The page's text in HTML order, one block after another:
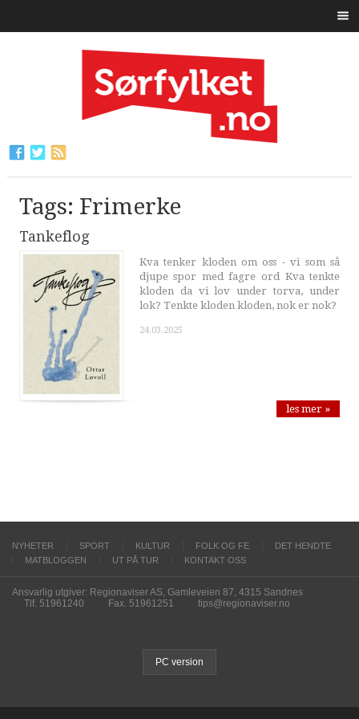
Tags: Frimerke
Tankeflog
Kva tenker kloden om oss - vi som så
djupe spor med fagre ord Kva tenkte
kloden da vi lov under torva, under
lok? Tenkte kloden kloden, nok er nok?
24.03.2025
les mer »
NYHETER SPORT KULTUR FOLK OG FE
DET HENDTE
MATBLOGGEN
UT PÅ TUR KONTAKT OSS
Ansvarlig utgiver: Regionaviser AS, Gamleveien 87, 4315 Sandnes
Tlf. 51961240
Fax. 51961251 tips@regionaviser.no
PC version